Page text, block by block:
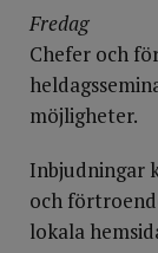
Fredag
Chefer och
möjligheter.
Inbjudningar
och
lokala